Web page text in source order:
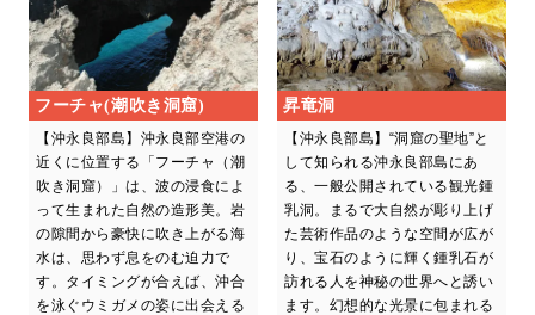
フーチャ(潮吹き洞窟)
【沖永良部島】沖永良部空港の
近くに位置する「フーチャ（潮
吹き洞窟）」は、波の浸食によ
って生まれた自然の造形美。岩
の隙間から豪快に吹き上がる海
水は、思わず息をのむ迫力で
す。タイミングが合えば、沖合
を泳ぐウミガメの姿に出会える
昇竜洞
【沖永良部島】“洞窟の聖地”と
して知られる沖永良部島にあ
る、一般公開されている観光鍾
乳洞。まるで大自然が彫り上げ
た芸術作品のような空間が広が
り、宝石のように輝く鍾乳石が
訪れる人を神秘の世界へと誘い
ます。幻想的な光景に包まれる